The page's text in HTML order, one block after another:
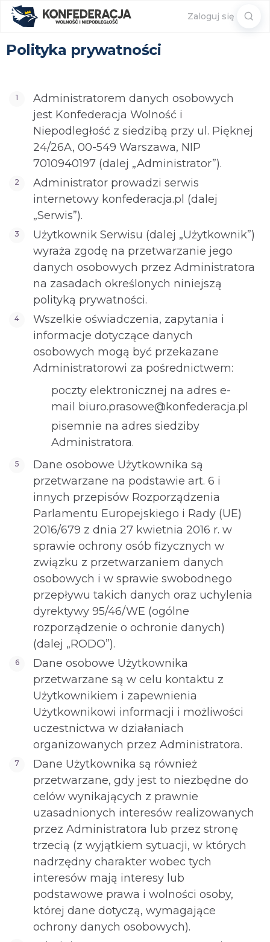
Zaloguj się
Polityka prywatności
Administratorem danych osobowych
jest Konfederacja Wolność i
Niepodległość z siedzibą przy ul. Pięknej
24/26A, 00-549 Warszawa, NIP
7010940197 (dalej „Administrator”).
Administrator prowadzi serwis
internetowy konfederacja.pl (dalej
„Serwis”).
Użytkownik Serwisu (dalej „Użytkownik”)
wyraża zgodę na przetwarzanie jego
danych osobowych przez Administratora
na zasadach określonych niniejszą
polityką prywatności.
Wszelkie oświadczenia, zapytania i
informacje dotyczące danych
osobowych mogą być przekazane
Administratorowi za pośrednictwem:
poczty elektronicznej na adres e-
mail biuro.prasowe@konfederacja.pl
pisemnie na adres siedziby
Administratora.
Dane osobowe Użytkownika są
przetwarzane na podstawie art. 6 i
innych przepisów Rozporządzenia
Parlamentu Europejskiego i Rady (UE)
2016/679 z dnia 27 kwietnia 2016 r. w
sprawie ochrony osób fizycznych w
związku z przetwarzaniem danych
osobowych i w sprawie swobodnego
przepływu takich danych oraz uchylenia
dyrektywy 95/46/WE (ogólne
rozporządzenie o ochronie danych)
(dalej „RODO”).
Dane osobowe Użytkownika
przetwarzane są w celu kontaktu z
Użytkownikiem i zapewnienia
Użytkownikowi informacji i możliwości
uczestnictwa w działaniach
organizowanych przez Administratora.
Dane Użytkownika są również
przetwarzane, gdy jest to niezbędne do
celów wynikających z prawnie
uzasadnionych interesów realizowanych
przez Administratora lub przez stronę
trzecią (z wyjątkiem sytuacji, w których
nadrzędny charakter wobec tych
interesów mają interesy lub
podstawowe prawa i wolności osoby,
której dane dotyczą, wymagające
ochrony danych osobowych).